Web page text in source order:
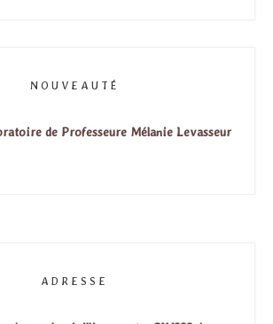
NOUVEAUTÉ
de Professeure Mélanie Levasseur
ADRESSE